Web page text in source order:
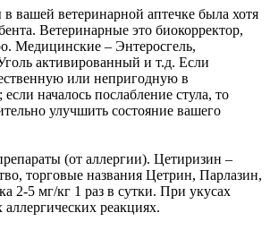
в вашей ветеринарной аптечке была хотя
Ветеринарные это биокорректор,
Медицинские – Энтеросгель,
активированный и т.д. Если
или непригодную в
началось послабление стула, то
улучшить состояние вашего
(от аллергии). Цетиризин –
торговые названия Цетрин, Парлазин,
2-5 мг/кг 1 раз в сутки. При укусах
реакциях.